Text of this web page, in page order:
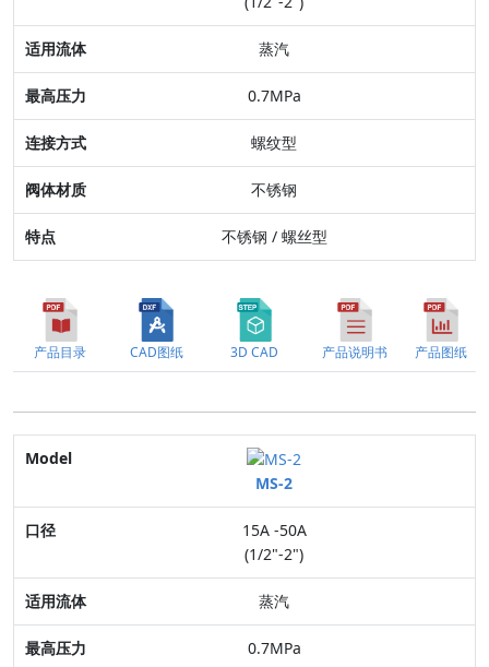
最高压力
连接方式
阀体材质
特点
蒸汽
0.7MPa
螺纹型
不锈钢
不锈钢 / 螺丝型
产品目录 CAD图纸 3D CAD 产品说明书 产品图纸
Model
口径
适用流体
最高压力
连接方式
MS-2
15A -50A
(1/2"-2")
蒸汽
0.7MPa